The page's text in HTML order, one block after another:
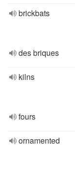
brickbats
des briques
kilns
fours
ornamented